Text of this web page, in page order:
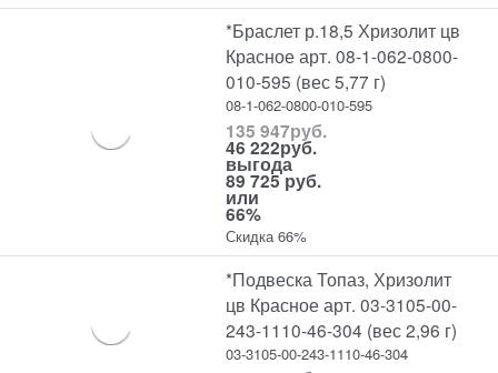
*Браслет р.18,5 Хризолит цв
Красное арт. 08-1-062-0800-
010-595 (вес 5,77 г)
08-1-062-0800-010-595
135 947руб.
46 222руб.
выгода
89 725 руб.
или
66%
Скидка 66%
*Подвеска Топаз, Хризолит
цв Красное арт. 03-3105-00-
243-1110-46-304 (вес 2,96 г)
03-3105-00-243-1110-46-304